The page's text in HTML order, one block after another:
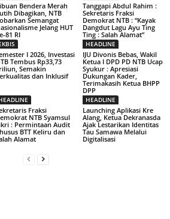
Bendera Merah
Dibagikan, NTB
Semangat
Jelang HUT
81 RI
Tanggapi Abdul Rahim :
Sekretaris Fraksi
Demokrat NTB : “Kayak
Dangdut Lagu Ayu Ting
Ting : Salah Alamat”
I 2026, Investasi
Tembus Rp33,73
Semakin
dan Inklusif
HEADLINE
IJU Divonis Bebas, Wakil
Ketua I DPD PD NTB Ucap
Syukur : Apresiasi
Dukungan Kader,
Terimakasih Ketua BHPP
DPP
Fraksi
NTB Syamsul
: Permintaan Audit
BTT Keliru dan
Alamat
HEADLINE
Launching Aplikasi Kre
Alang, Ketua Dekranasda
Ajak Lestarikan Identitas
Tau Samawa Melalui
Digitalisasi